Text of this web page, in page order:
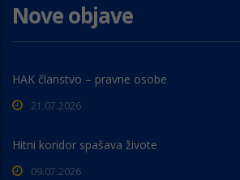
Nove objave
HAK članstvo – pravne osobe
21.07.2026
Hitni koridor spašava živote
09.07.2026